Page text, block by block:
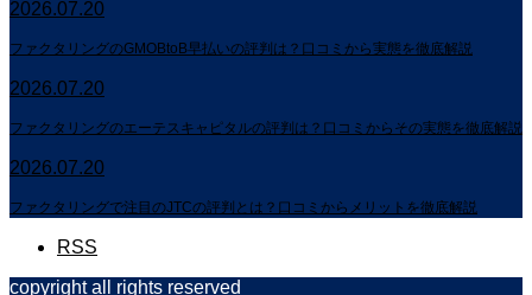
2026.07.20
ファクタリングのGMOBtoB早払いの評判は？口コミから実態を徹底解説
2026.07.20
ファクタリングのエーテスキャピタルの評判は？口コミからその実態を徹底解説
2026.07.20
ファクタリングで注目のJTCの評判とは？口コミからメリットを徹底解説
RSS
copyright all rights reserved